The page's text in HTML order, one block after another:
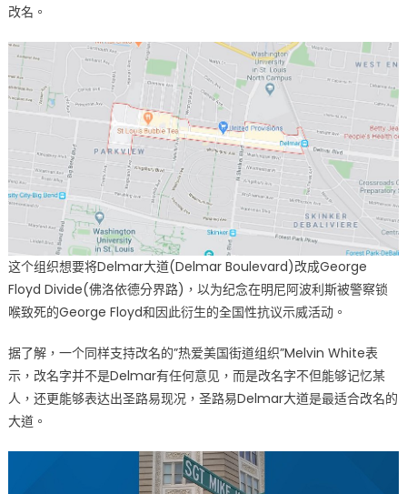
中
改名。
这个组织想要将Delmar大道(Delmar Boulevard)改成George
Floyd Divide(佛洛依德分界路)，以为纪念在明尼阿波利斯被警察锁
喉致死的George Floyd和因此衍生的全国性抗议示威活动。
据了解，一个同样支持改名的”热爱美国街道组织”Melvin White表
示，改名字并不是Delmar有任何意见，而是改名字不但能够记忆某
人，还更能够表达出圣路易现况，圣路易Delmar大道是最适合改名的
大道。